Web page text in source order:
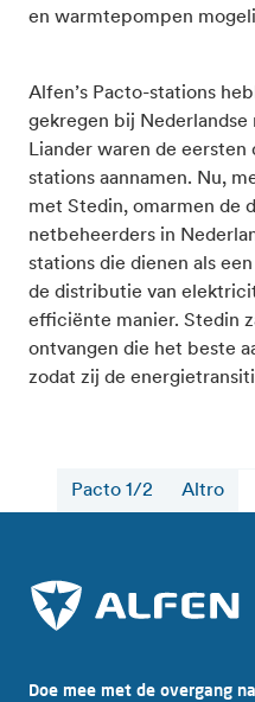
en warmtepompen
Alfen’s Pacto-stations
gekregen bij Nederlandse
Liander waren de
stations aannamen. Nu,
met Stedin, omarmen de
netbeheerders in
stations die dienen als
de distributie van
efficiënte manier. Stedin
ontvangen die het beste
zodat zij de
Pacto 1/2 Altro
Doe mee met de overgang